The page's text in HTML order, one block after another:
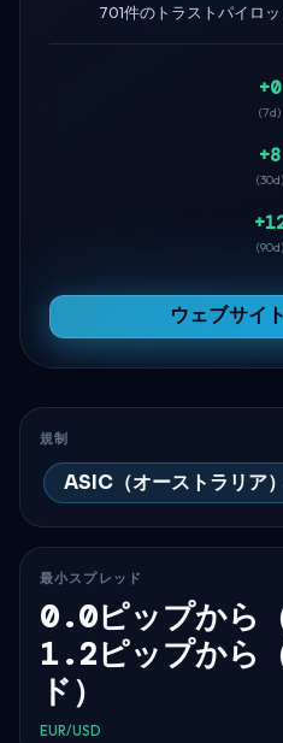
701件のトラストパイロ
+0
(7d)
+8
(30d)
(90d)
ウェブサイ
規制
ASIC（オーストラリア
最小スプレッド
0.0ピップから
1.2ピップから
ド）
EUR/USD